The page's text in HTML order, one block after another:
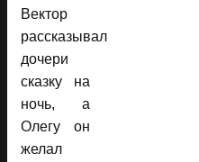
Вектор
рассказывал
дочери
сказку на
ночь, а
Олегу он
желал